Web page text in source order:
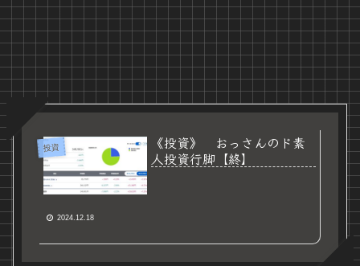
投資
《投資》 おっさんのド素
人投資行脚【終】
2024.12.18